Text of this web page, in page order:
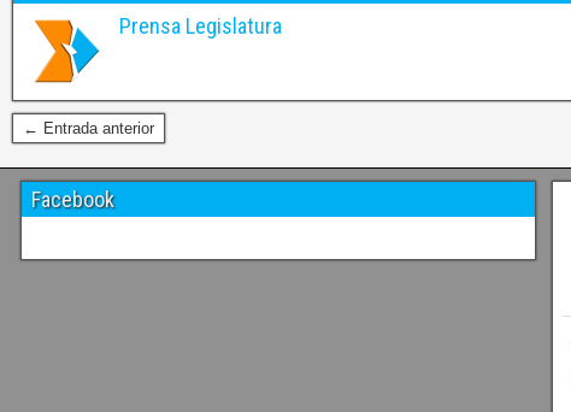
Prensa Legislatura
← Entrada anterior
Facebook